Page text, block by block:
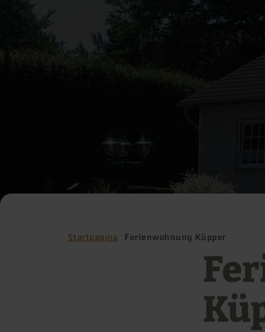
Startpagina Ferienwohnung Küpper